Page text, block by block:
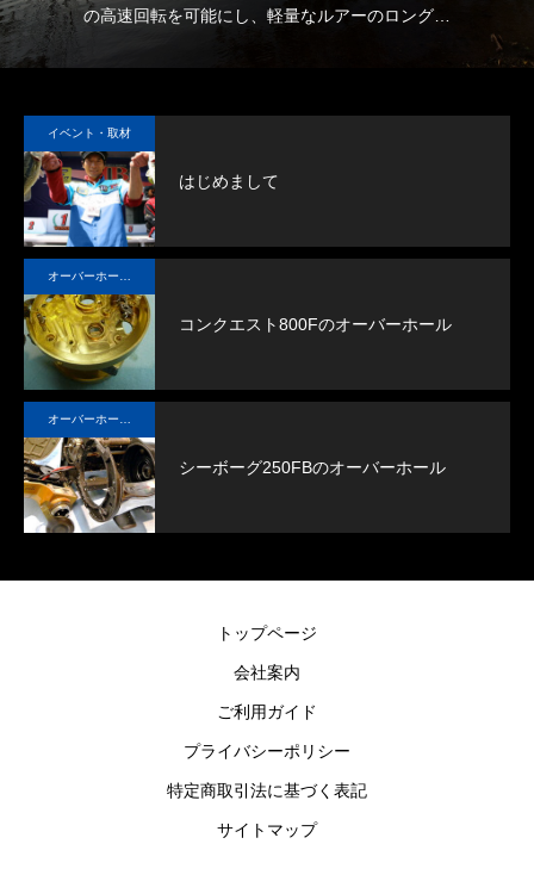
ロ
の高速回転を可能にし、軽量なルアーのロングキ
い者勝ちの釣りに大きなアドバンテージをもたら
します。
イベント・取材
はじめまして
コンクエスト800Fのオーバーホール
シーボーグ250FBのオーバーホール
トップページ
会社案内
ご利用ガイド
プライバシーポリシー
特定商取引法に基づく表記
サイトマップ